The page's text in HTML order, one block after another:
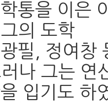
통을 이은
의 도학
필, 정여창
나 그는 연
입기도 하